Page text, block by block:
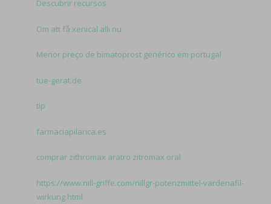
Descubrir recursos
Om att få xenical alli nu
Menor preço de bimatoprost genérico em portugal
tue-gerat.de
tip
farmaciapilarica.es
comprar zithromax aratro zitromax oral
https://www.nill-griffe.com/nillgr-potenzmittel-vardenafil-
wirkung.html